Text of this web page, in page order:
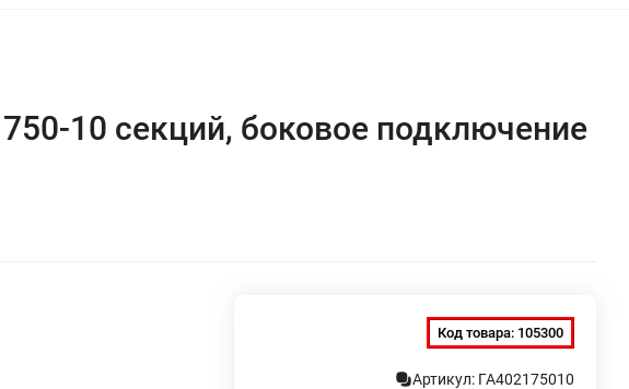
10 секций, боковое подключение
Код товара: 105300
Артикул: ГА402175010